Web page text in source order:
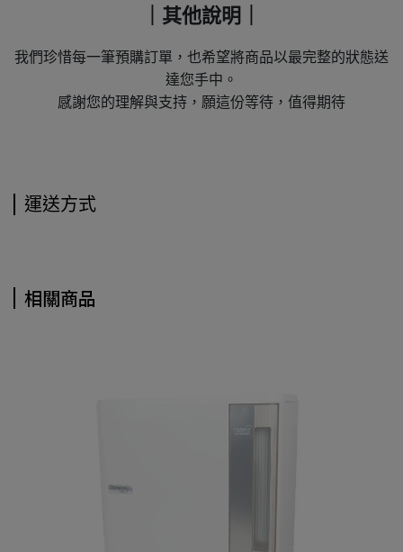
｜其他說明｜
我們珍惜每一筆預購訂單，也希望將商品以最完整的狀態送
達您手中。
感謝您的理解與支持，願這份等待，值得期待
運送方式
相關商品